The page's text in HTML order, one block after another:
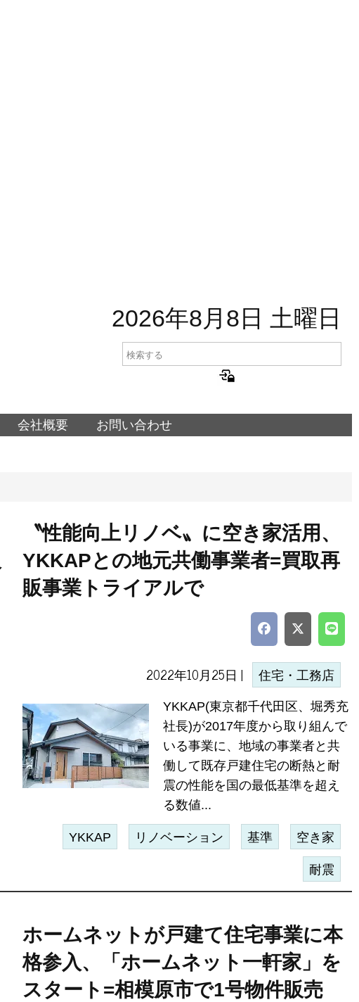
2026年8月8日 土曜日
会社概要 お問い合わせ
〝性能向上リノベ〟に空き家活用、
YKKAPとの地元共働事業者=買取再
販事業トライアルで
2022年10月25日 | 住宅・工務店
YKKAP(東京都千代田区、堀秀充
社長)が2017年度から取り組んで
いる事業に、地域の事業者と共
働して既存戸建住宅の断熱と耐
震の性能を国の最低基準を超え
る数値...
YKKAP リノベーション 基準 空き家
耐震
ホームネットが戸建て住宅事業に本
格参入、「ホームネット一軒家」を
スタート=相模原市で1号物件販売